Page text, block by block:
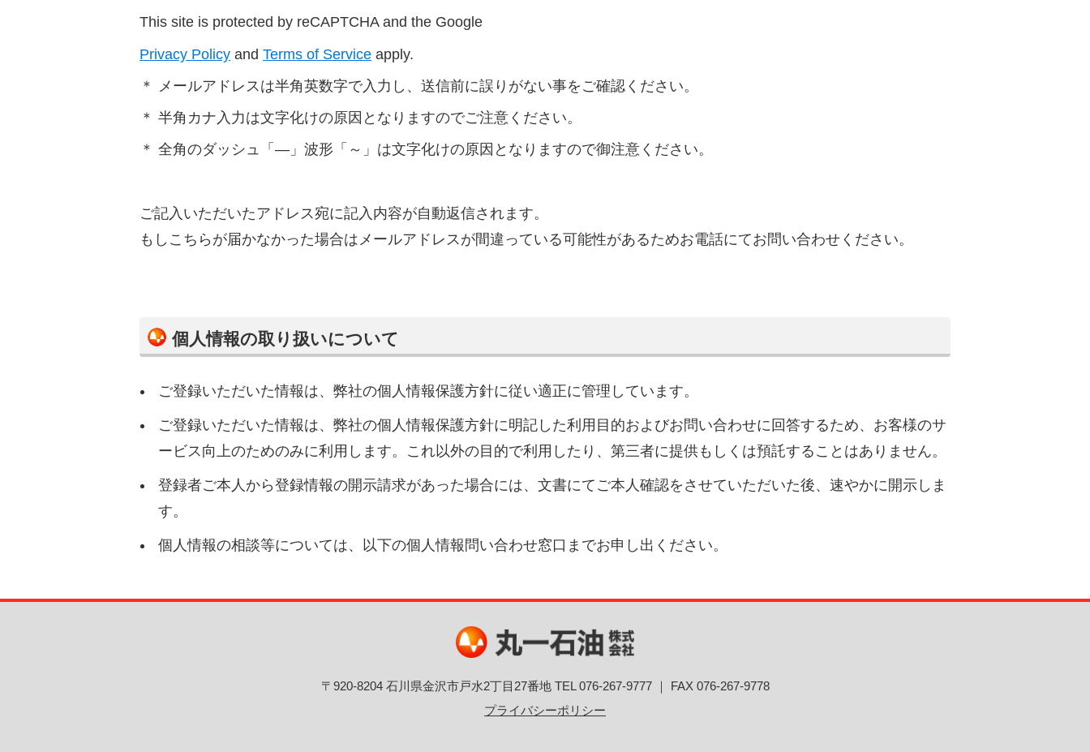
This site is protected by reCAPTCHA and the Google
Privacy Policy and Terms of Service apply.
＊ メールアドレスは半角英数字で入力し、送信前に誤りがない事をご確認ください。
＊ 半角カナ入力は文字化けの原因となりますのでご注意ください。
＊ 全角のダッシュ「―」波形「～」は文字化けの原因となりますので御注意ください。
ご記入いただいたアドレス宛に記入内容が自動返信されます。
もしこちらが届かなかった場合はメールアドレスが間違っている可能性があるためお電話にてお問い合わせください。
個人情報の取り扱いについて
ご登録いただいた情報は、弊社の個人情報保護方針に従い適正に管理しています。
ご登録いただいた情報は、弊社の個人情報保護方針に明記した利用目的およびお問い合わせに回答するため、お客様のサ
ービス向上のためのみに利用します。これ以外の目的で利用したり、第三者に提供もしくは預託することはありません。
登録者ご本人から登録情報の開示請求があった場合には、文書にてご本人確認をさせていただいた後、速やかに開示しま
す。
個人情報の相談等については、以下の個人情報問い合わせ窓口までお申し出ください。
〒920-8204 石川県金沢市戸水2丁目27番地 TEL 076-267-9777 ｜ FAX 076-267-9778
プライバシーポリシー